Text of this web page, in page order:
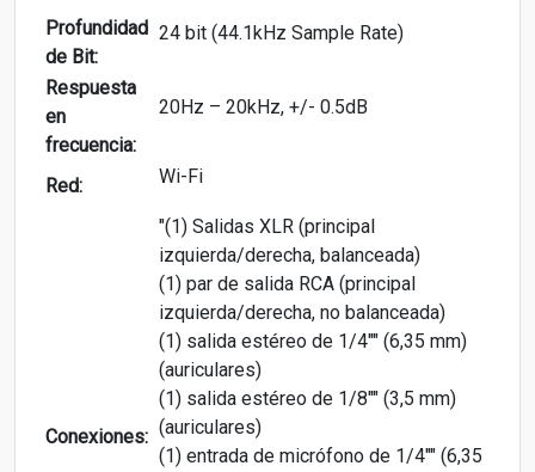
Profundidad
de Bit:
24 bit (44.1kHz Sample Rate)
Respuesta
en
frecuencia:
20Hz – 20kHz, +/- 0.5dB
Red: Wi-Fi
Conexiones:
"(1) Salidas XLR (principal
izquierda/derecha, balanceada)
(1) par de salida RCA (principal
izquierda/derecha, no balanceada)
(1) salida estéreo de 1/4"" (6,35 mm)
(auriculares)
(1) salida estéreo de 1/8"" (3,5 mm)
(auriculares)
(1) entrada de micrófono de 1/4"" (6,35